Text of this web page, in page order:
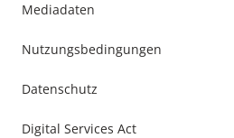
Mediadaten
Nutzungsbedingungen
Datenschutz
Digital Services Act